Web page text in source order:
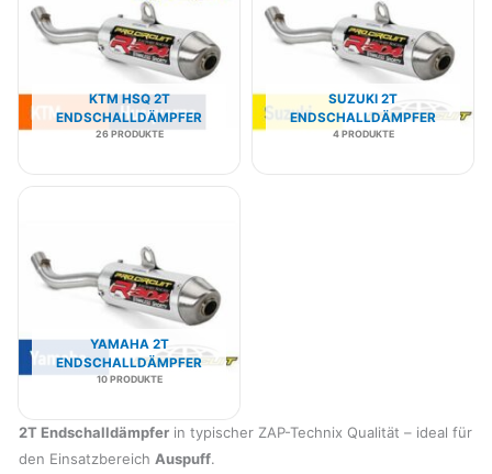
KTM HSQ 2T
ENDSCHALLDÄMPFER
26 PRODUKTE
SUZUKI 2T
ENDSCHALLDÄMPFER
4 PRODUKTE
YAMAHA 2T
ENDSCHALLDÄMPFER
10 PRODUKTE
2T Endschalldämpfer in typischer ZAP-Technix Qualität – ideal für
den Einsatzbereich Auspuff.